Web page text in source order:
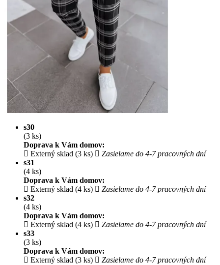
s30
(3 ks)
Doprava k Vám domov:
Externý sklad (3 ks)
Zasielame do 4-7 pracovných dní
s31
(4 ks)
Doprava k Vám domov:
Externý sklad (4 ks)
Zasielame do 4-7 pracovných dní
s32
(4 ks)
Doprava k Vám domov:
Externý sklad (4 ks)
Zasielame do 4-7 pracovných dní
s33
(3 ks)
Doprava k Vám domov:
Externý sklad (3 ks)
Zasielame do 4-7 pracovných dní